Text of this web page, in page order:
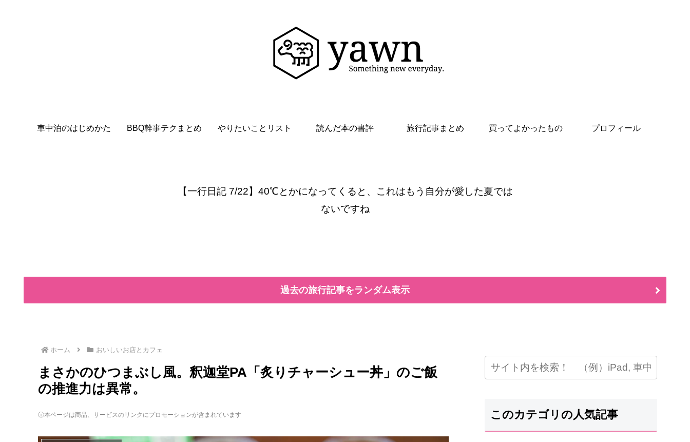
車中泊のはじめかた BBQ幹事テクまとめ やりたいことリスト 読んだ本の書評 旅行記事まとめ 買ってよかったもの プロフィール
【一行日記 7/22】40℃とかになってくると、これはもう自分が愛した夏では
ないですね
過去の旅行記事をランダム表示
ホーム おいしいお店とカフェ
まさかのひつまぶし風。釈迦堂PA「炙りチャーシュー丼」のご飯
の推進力は異常。
ⓘ本ページは商品、サービスのリンクにプロモーションが含まれています このカテゴリの人気記事